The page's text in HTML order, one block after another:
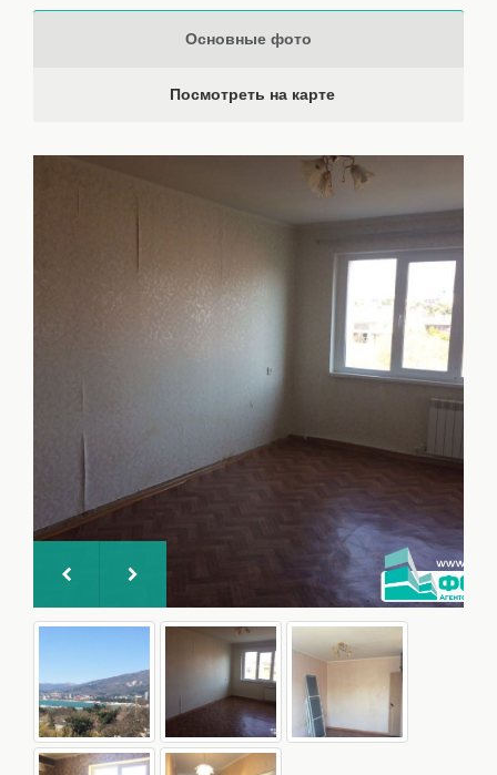
Основные фото
Посмотреть на карте